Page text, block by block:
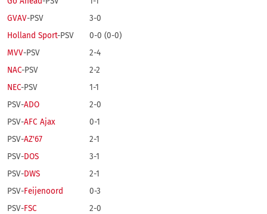
GVAV-PSV
3-0
Holland Sport-PSV
0-0 (0-0)
MVV-PSV
2-4
NAC-PSV
2-2
NEC-PSV
1-1
PSV-ADO
2-0
PSV-AFC Ajax
0-1
PSV-AZ'67
2-1
PSV-DOS
3-1
PSV-DWS
2-1
PSV-Feijenoord
0-3
PSV-FSC
2-0